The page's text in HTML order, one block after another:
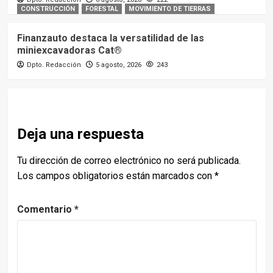
CONSTRUCCIÓN
FORESTAL MOVIMIENTO DE TIERRAS
Finanzauto destaca la versatilidad de las
miniexcavadoras Cat®
Dpto. Redacción 5 agosto, 2026 243
Deja una respuesta
Tu dirección de correo electrónico no será publicada.
Los campos obligatorios están marcados con *
Comentario *